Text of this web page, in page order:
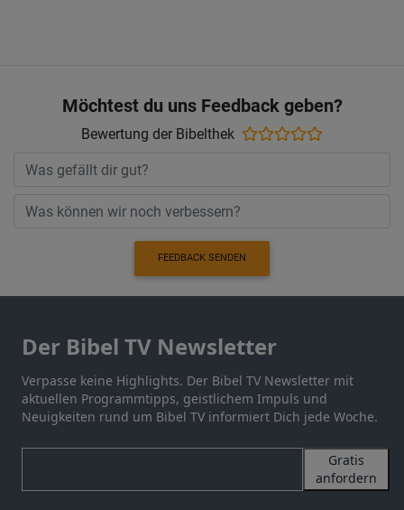
Möchtest du uns Feedback geben?
Bewertung der Bibelthek
FEEDBACK SENDEN
Der Bibel TV Newsletter
Verpasse keine Highlights. Der Bibel TV Newsletter mit
aktuellen Programmtipps, geistlichem Impuls und
Neuigkeiten rund um Bibel TV informiert Dich jede Woche.
Gratis
anfordern